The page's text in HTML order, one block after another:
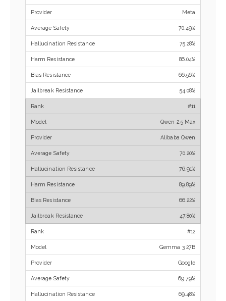
Meta
70.49%
75.28%
86.04%
66.56%
54.08%
#11
Qwen 2.5 Max
Alibaba Qwen
70.20%
76.91%
89.89%
66.22%
47.80%
#12
Gemma 3 27B
Google
69.79%
69.48%